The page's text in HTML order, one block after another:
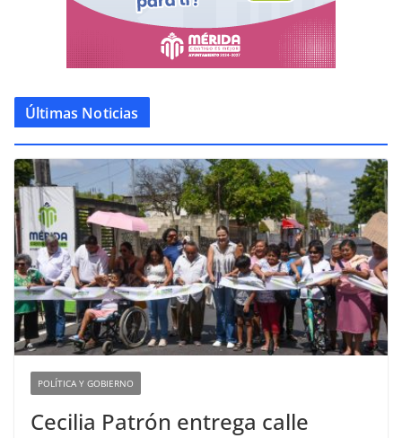
Últimas Noticias
POLÍTICA Y GOBIERNO
Cecilia Patrón entrega calle